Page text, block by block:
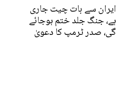
ایران سے بات چیت جاری
ہے، جنگ جلد ختم ہوجائے
گی، صدر ٹرمپ کا دعویٰ